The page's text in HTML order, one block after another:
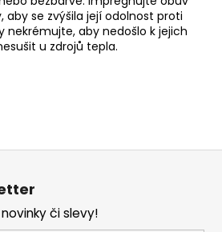
aby se zvýšila její odolnost proti
nekrémujte, aby nedošlo k jejich
u zdrojů tepla.
či slevy!